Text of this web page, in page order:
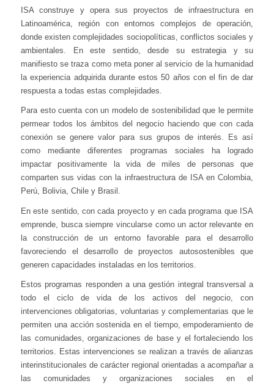
ISA construye y opera sus proyectos de infraestructura en
Latinoamérica, región con entornos complejos de operación,
donde existen complejidades sociopolíticas, conflictos sociales y
ambientales. En este sentido, desde su estrategia y su
manifiesto se traza como meta poner al servicio de la humanidad
la experiencia adquirida durante estos 50 años con el fin de dar
respuesta a todas estas complejidades.
Para esto cuenta con un modelo de sostenibilidad que le permite
permear todos los ámbitos del negocio haciendo que con cada
conexión se genere valor para sus grupos de interés. Es así
como mediante diferentes programas sociales ha logrado
impactar positivamente la vida de miles de personas que
comparten sus vidas con la infraestructura de ISA en Colombia,
Perú, Bolivia, Chile y Brasil.
En este sentido, con cada proyecto y en cada programa que ISA
emprende, busca siempre vincularse como un actor relevante en
la construcción de un entorno favorable para el desarrollo
favoreciendo el desarrollo de proyectos autosostenibles que
generen capacidades instaladas en los territorios.
Estos programas responden a una gestión integral transversal a
todo el ciclo de vida de los activos del negocio, con
intervenciones obligatorias, voluntarias y complementarias que le
permiten una acción sostenida en el tiempo, empoderamiento de
las comunidades, organizaciones de base y el fortaleciendo los
territorios. Estas intervenciones se realizan a través de alianzas
interinstitucionales de carácter regional orientadas a acompañar a
las comunidades y organizaciones sociales en el